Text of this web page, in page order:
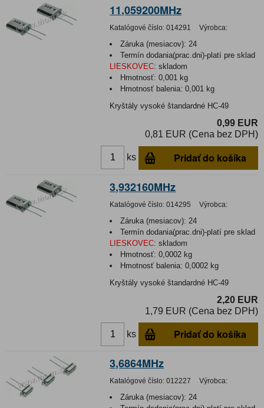
11,059200MHz
Katalógové číslo: 014291 Výrobca:
Záruka (mesiacov): 24
Termín dodania(prac.dni)-platí pre sklad
LIESKOVEC: skladom
Hmotnosť:0,001 kg
Hmotnosť balenia:0,001 kg
Kryštály vysoké štandardné HC-49
0,99 EUR
0,81 EUR (Cena bez DPH)
ks Pridať do košíka
3,932160MHz
Katalógové číslo: 014295 Výrobca:
Záruka (mesiacov): 24
Termín dodania(prac.dni)-platí pre sklad
LIESKOVEC: skladom
Hmotnosť:0,0002 kg
Hmotnosť balenia:0,0002 kg
Kryštály vysoké štandardné HC-49
2,20 EUR
1,79 EUR (Cena bez DPH)
ks Pridať do košíka
3,6864MHz
Katalógové číslo: 012227 Výrobca:
Záruka (mesiacov): 24